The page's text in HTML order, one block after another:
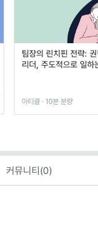
팀장의 린치핀 전략:
리더, 주도적으로 일하
아티클 · 10분 분량
커뮤니티(0)